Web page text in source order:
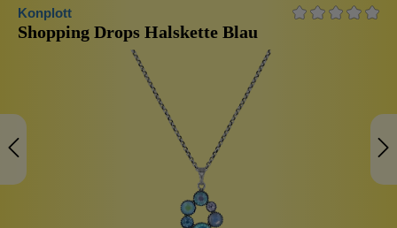
Konplott
Shopping Drops Halskette Blau